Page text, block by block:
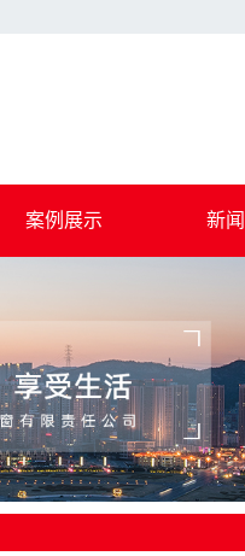
案例展示 新
注
时